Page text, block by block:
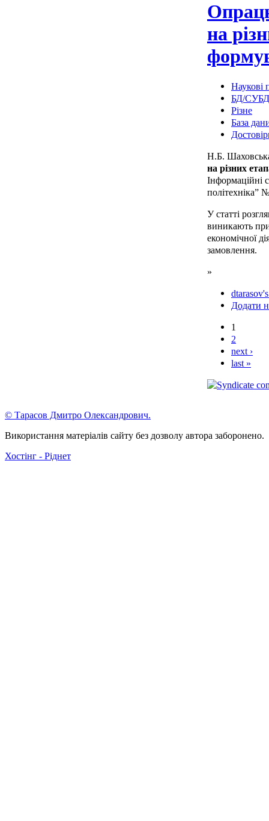
на
Наукові
БД/СУБД
Різне
База
Н.Б.
на різних
Інформаційні
політехніка”
У статті
виникають при
економічної
замовлення.
»
Додати
1
2
next ›
last »
© Тарасов Дмитро Олександрович.
Використання матеріалів сайту без дозволу автора заборонено.
Хостінг - Ріднет